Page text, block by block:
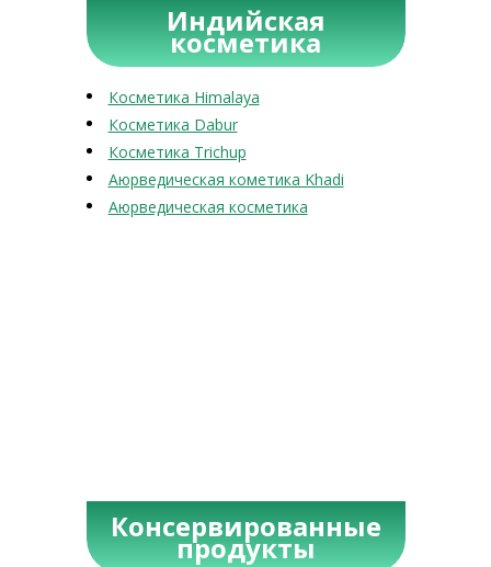
Индийская
косметика
Косметика Himalaya
Косметика Dabur
Косметика Trichup
Аюрведическая кометика Khadi
Аюрведическая косметика
Консервированные
продукты